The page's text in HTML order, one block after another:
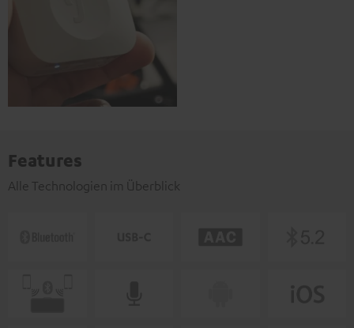
Features
Alle Technologien im Überblick